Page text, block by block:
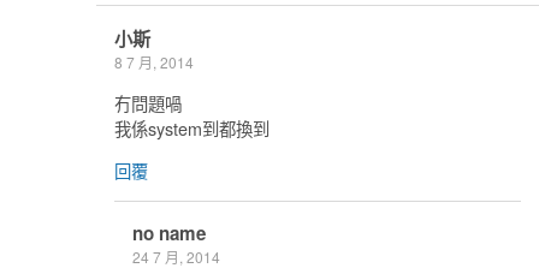
小斯
8 7 月, 2014
冇問題喎
我係system到都換到
回覆
no name
24 7 月, 2014